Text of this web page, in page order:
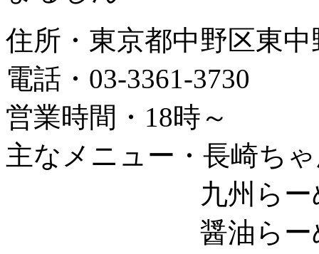
住所・東京都中野区東中
電話・03-3361-3730
営業時間・18時～
主なメニュー・長崎ち
九州らーめん
醤油らーめん